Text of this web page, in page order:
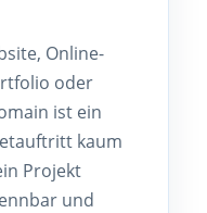
Online-
oder
ist ein
kaum
Projekt
und